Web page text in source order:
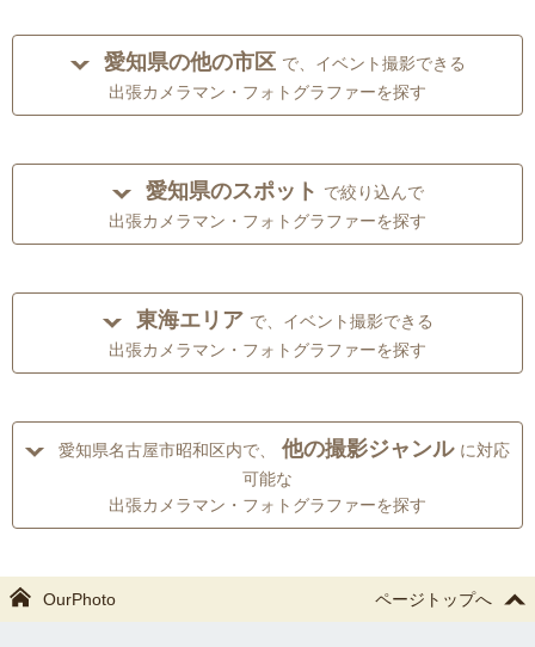
愛知県の他の市区 で、イベント撮影できる
出張カメラマン・フォトグラファーを探す
愛知県のスポット で絞り込んで
出張カメラマン・フォトグラファーを探す
東海エリア で、イベント撮影できる
出張カメラマン・フォトグラファーを探す
愛知県名古屋市昭和区内で、 他の撮影ジャンル に対応
可能な
出張カメラマン・フォトグラファーを探す
OurPhoto ページトップへ